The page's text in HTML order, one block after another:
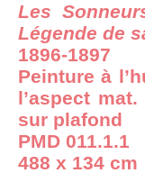
Les
Légende de
1896-1897
Peinture à
l’aspect
sur plafond
PMD 011.1.1
488 x 134 cm